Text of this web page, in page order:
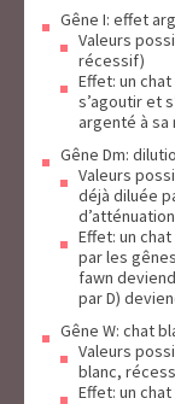
Gêne I: effet
Valeurs
récessif)
Effet: un
s’agoutir et
argenté à sa
Gêne Dm:
Valeurs
déjà diluée
Effet: un
par les
fawn
par D)
Gêne W: chat
Valeurs
blanc,
Effet: un